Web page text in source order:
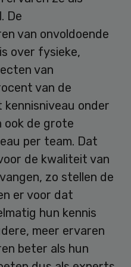
De
van onvoldoende
over fysieke,
van
van de
onder
ook de grote
per team. Dat
de kwaliteit van
zo stellen de
er voor dat
hun kennis
meer ervaren
beter als hun